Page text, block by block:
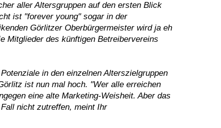
aller Altersgruppen auf den ersten Blick
ist "forever young" sogar in der
Görlitzer Oberbürgermeister wird ja eh
Mitglieder des künftigen Betreibervereins
in den einzelnen Alterszielgruppen
ist nun mal hoch. "Wer alle erreichen
eine alte Marketing-Weisheit. Aber das
nicht zutreffen, meint Ihr